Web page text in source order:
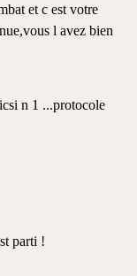
et c est votre
l avez bien
n 1 ...protocole
parti !